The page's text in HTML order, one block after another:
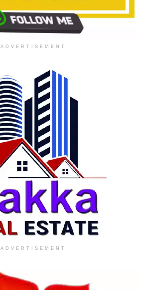
ADVERTISEMENT
ADVERTISEMENT